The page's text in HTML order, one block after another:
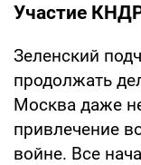
Участие
Зеленский
продолжать
Москва даже
привлечение
войне. Все